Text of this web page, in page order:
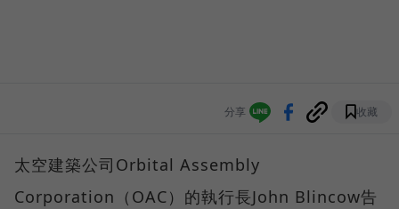
分享 收藏
太空建築公司Orbital Assembly
Corporation（OAC）的執行長John Blincow告